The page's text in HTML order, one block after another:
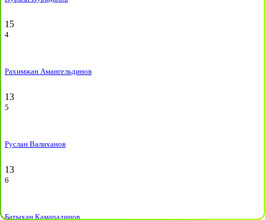
15
4
Рахимжан Амангельдинов
13
5
Руслан Валиханов
13
6
Батыхан Камарадинов